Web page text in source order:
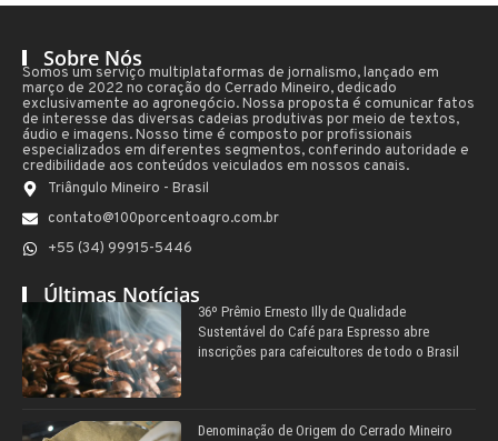
Sobre Nós
Somos um serviço multiplataformas de jornalismo, lançado em
março de 2022 no coração do Cerrado Mineiro, dedicado
exclusivamente ao agronegócio. Nossa proposta é comunicar fatos
de interesse das diversas cadeias produtivas por meio de textos,
áudio e imagens. Nosso time é composto por profissionais
especializados em diferentes segmentos, conferindo autoridade e
credibilidade aos conteúdos veiculados em nossos canais.
Triângulo Mineiro - Brasil
contato@100porcentoagro.com.br
+55 (34) 99915-5446
Últimas Notícias
36º Prêmio Ernesto Illy de Qualidade
Sustentável do Café para Espresso abre
inscrições para cafeicultores de todo o Brasil
Denominação de Origem do Cerrado Mineiro